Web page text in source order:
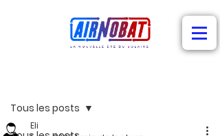
Tous les posts
Eli